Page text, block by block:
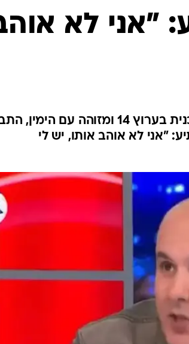
"אני לא
הסאטירקן והפאנליסט שי גולדשטיין, המגיש תכנית בערוץ 14 ומזוהה עם
"אני לא אוהב אותו, יש לי